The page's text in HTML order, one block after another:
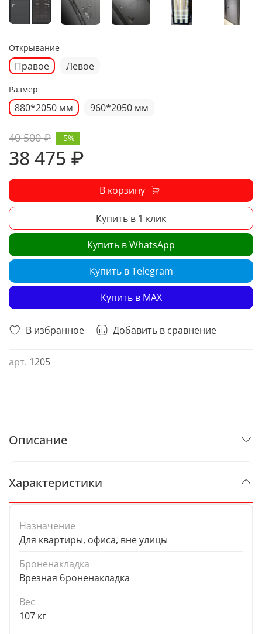
В избранное Добавить в сравнение
арт. 1205
Открывание
Правое Левое
Размер
880*2050 мм 960*2050 мм
40 500 ₽
38 475 ₽
-5%
В корзину
Купить в 1 клик
Купить в WhatsApp
Купить в Telegram
Купить в MAX
Описание
Характеристики
Назначение
Для квартиры, офиса, вне улицы
Броненакладка
Врезная броненакладка
Вес
107 кг